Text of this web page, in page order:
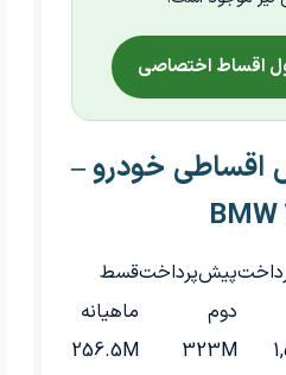
اقساط اختصاصی
اقساطی خودرو –
پیش‌پرداخت
دوم
قسط
ماهیانه
323M
256.5M